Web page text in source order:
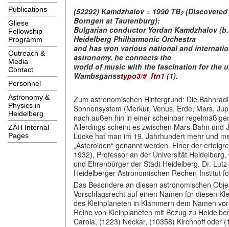
Publications
Gliese
Fellowship
Programm
Outreach &
Media
Contact
Personnel
Astronomy &
Physics in
Heidelberg
ZAH Internal
Pages
(52292) Kamdzhalov= 1990 TB2 (Discovered
Borngen at Tautenburg):
Bulgarian conductor Yordan Kamdzhalov
Heidelberg Philharmonic Orchestra
and has won various national and
astronomy, he connects the
world of music with the fascination for the
Wambsgansstypo3/#_ftn1 (1).
Zum astronomischen Hintergrund: Die
Sonnensystem (Merkur, Venus, Erde, Mars,
nach außen hin in einer scheinbar regelmäß
Allerdings scheint es zwischen Mars-Bahn und
Lücke hat man im 19. Jahrhundert mehr und
„Asteroiden“ genannt werden. Einer der
1932), Professor an der Universität Heidelberg,
und Ehrenbürger der Stadt Heidelberg. Dr.
Heidelberger Astronomischen Rechen-Institut
Das Besondere an diesen astronomischen
Vorschlagsrecht auf einen Namen für diesen
des Kleinplaneten in Klammern dem Namen
Reihe von Kleinplaneten mit Bezug zu
Carola, (1223) Neckar, (10358) Kirchhoff oder